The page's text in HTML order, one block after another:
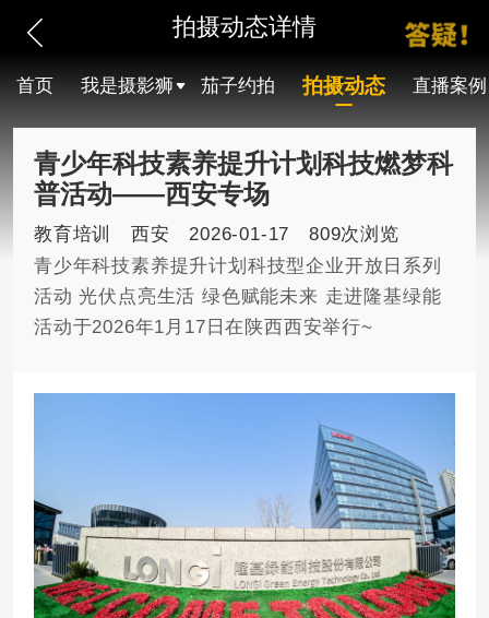
拍摄动态详情
首页 我是摄影狮 茄子约拍 拍摄动态 直播案例
青少年科技素养提升计划科技燃梦科
普活动——西安专场
教育培训 西安 2026-01-17
809次浏览
青少年科技素养提升计划科技型企业开放日系列
活动 光伏点亮生活 绿色赋能未来 走进隆基绿能
活动于2026年1月17日在陕西西安举行~